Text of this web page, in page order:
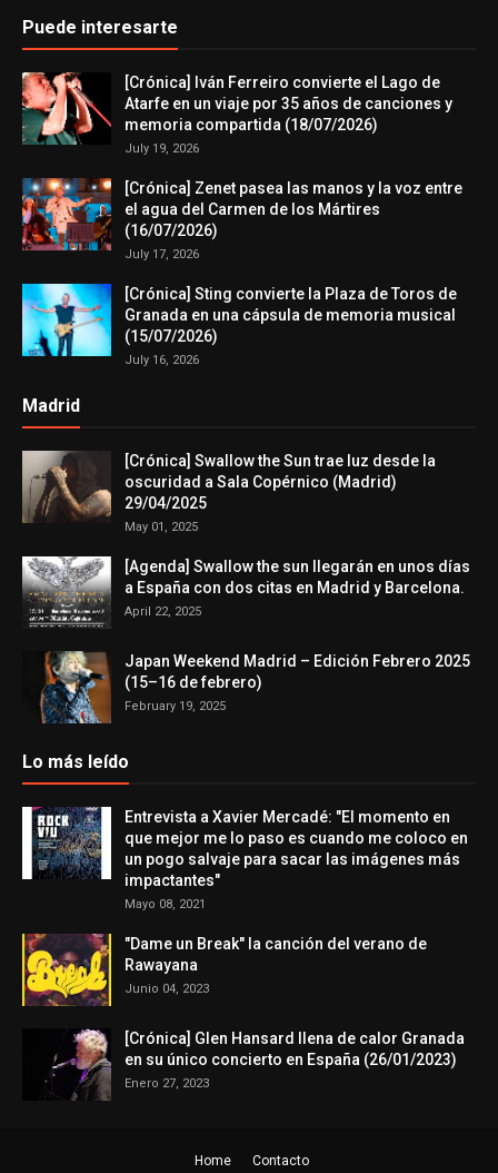
Puede interesarte
[Crónica] Iván Ferreiro convierte el Lago de
Atarfe en un viaje por 35 años de canciones y
memoria compartida (18/07/2026)
July 19, 2026
[Crónica] Zenet pasea las manos y la voz entre
el agua del Carmen de los Mártires
(16/07/2026)
July 17, 2026
[Crónica] Sting convierte la Plaza de Toros de
Granada en una cápsula de memoria musical
(15/07/2026)
July 16, 2026
Madrid
[Crónica] Swallow the Sun trae luz desde la
oscuridad a Sala Copérnico (Madrid)
29/04/2025
May 01, 2025
[Agenda] Swallow the sun llegarán en unos días
a España con dos citas en Madrid y Barcelona.
April 22, 2025
Japan Weekend Madrid – Edición Febrero 2025
(15–16 de febrero)
February 19, 2025
Lo más leído
Entrevista a Xavier Mercadé: "El momento en
que mejor me lo paso es cuando me coloco en
un pogo salvaje para sacar las imágenes más
impactantes"
Mayo 08, 2021
"Dame un Break" la canción del verano de
Rawayana
Junio 04, 2023
[Crónica] Glen Hansard llena de calor Granada
en su único concierto en España (26/01/2023)
Enero 27, 2023
Home Contacto